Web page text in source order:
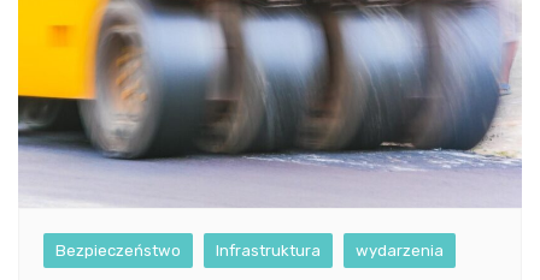
Bezpieczeństwo Infrastruktura wydarzenia